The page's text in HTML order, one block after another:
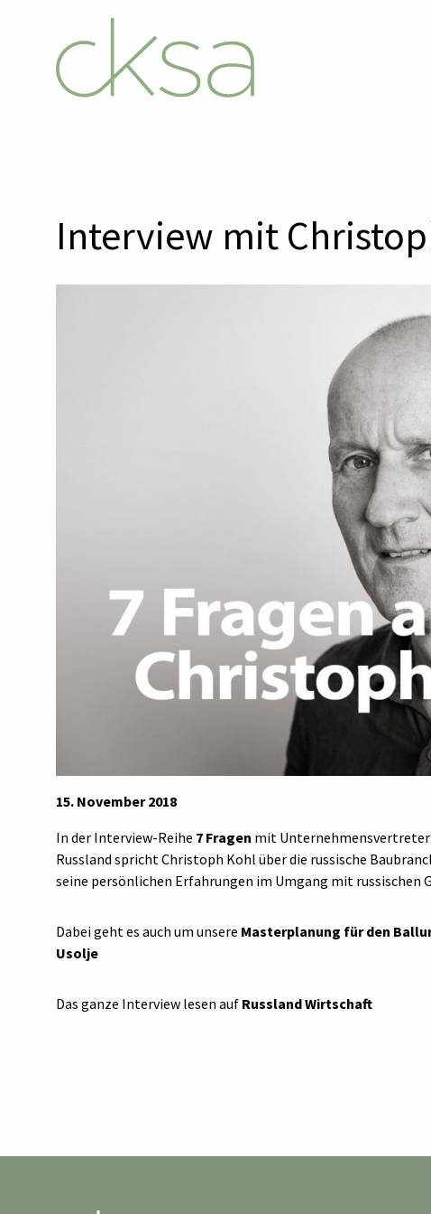
Interview mit
15. November 2018
In der Interview-Reihe 7 Fragen mit
Russland spricht Christoph Kohl über die russische
seine persönlichen Erfahrungen im Umgang mit russischen
Dabei geht es auch um unsere Masterplanung für den
Usolje
Das ganze Interview lesen auf Russland Wirtschaft